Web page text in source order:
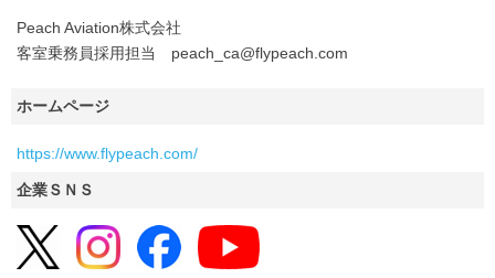
Peach Aviation株式会社
客室乗務員採用担当 peach_ca@flypeach.com
ホームページ
https://www.flypeach.com/
企業ＳＮＳ